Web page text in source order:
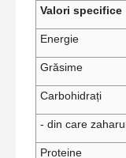
Valori specifice
Energie
Grăsime
Carbohidrați
- din care
Proteine